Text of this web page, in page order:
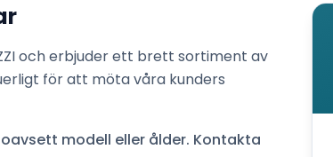
och erbjuder ett brett sortiment av
för att möta våra kunders
modell eller ålder. Kontakta